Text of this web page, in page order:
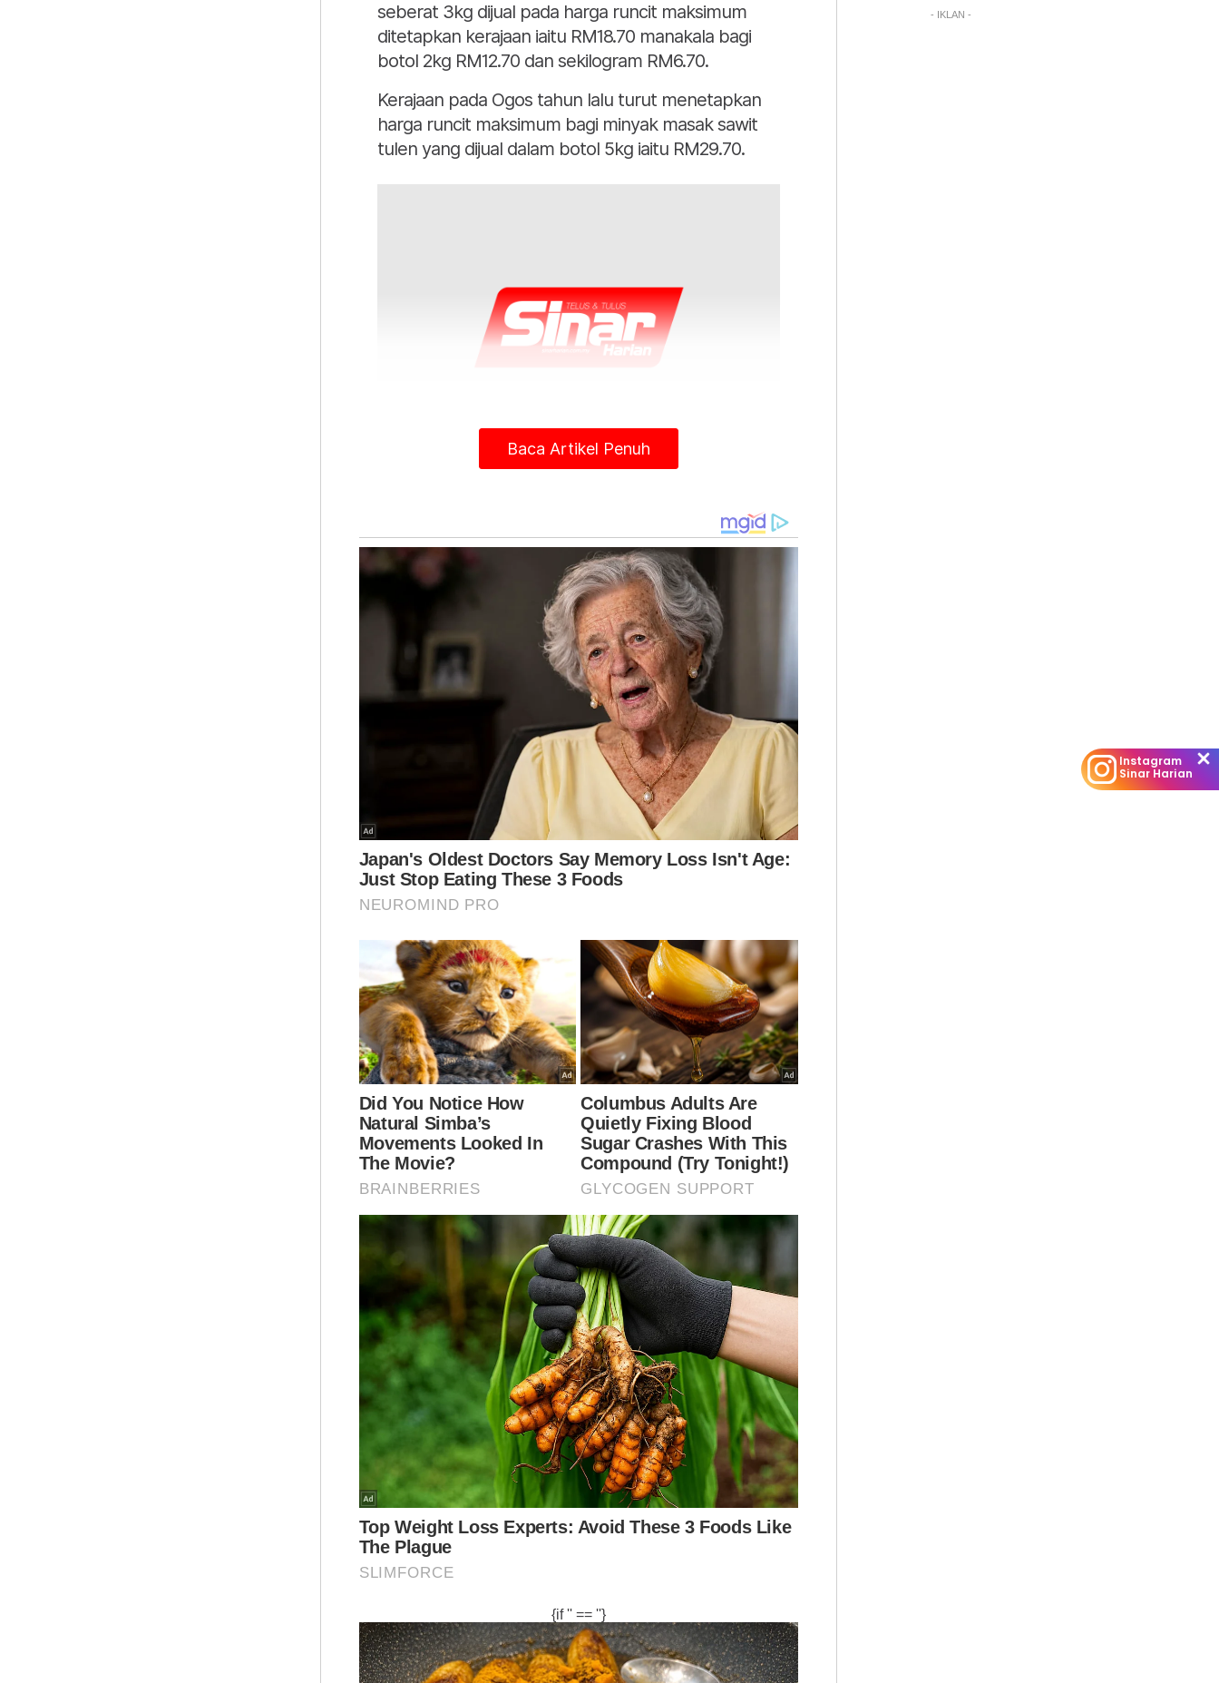
seberat 3kg dijual pada harga runcit maksimum
ditetapkan kerajaan iaitu RM18.70 manakala bagi
botol 2kg RM12.70 dan sekilogram RM6.70.
Kerajaan pada Ogos tahun lalu turut menetapkan
harga runcit maksimum bagi minyak masak sawit
tulen yang dijual dalam botol 5kg iaitu RM29.70.
Seorang pekerja pembersihan dari Lembah Pantai,
Kuala Lumpur, Nina Ramawati Amri, 52, berkata,
harga minyak masak ketika ini sangat tidak
munasabah dan membebankan terutamanya
untuk kumpulan bergaji kecil seperti dirinya.
Katanya, bahan tersebut yang sebelum pandemik
boleh didapati pada harga sekitar belasan ringgit
kini melonjak sehingga lebih RM43.
Nina Ramawati
“Tapi mahu tak mahu, kita terpaksa beli juga sebab
nak makan. Semua masakan harian kita perlukan
minyak,” ujarnya.
Peniaga makanan, Abdul Rani Mohd Radzi, 58, pula
berkata, kenaikan harga minyak botol semakin
dirasai sejak tiga bulan lepas.
Kenaikan itu ujarnya, tentu memberi tekanan
dinaikkan sesuka hati agar pelanggan tidak
terbeban.
Baca Artikel Penuh
- IKLAN -
Instagram
Sinar Harian